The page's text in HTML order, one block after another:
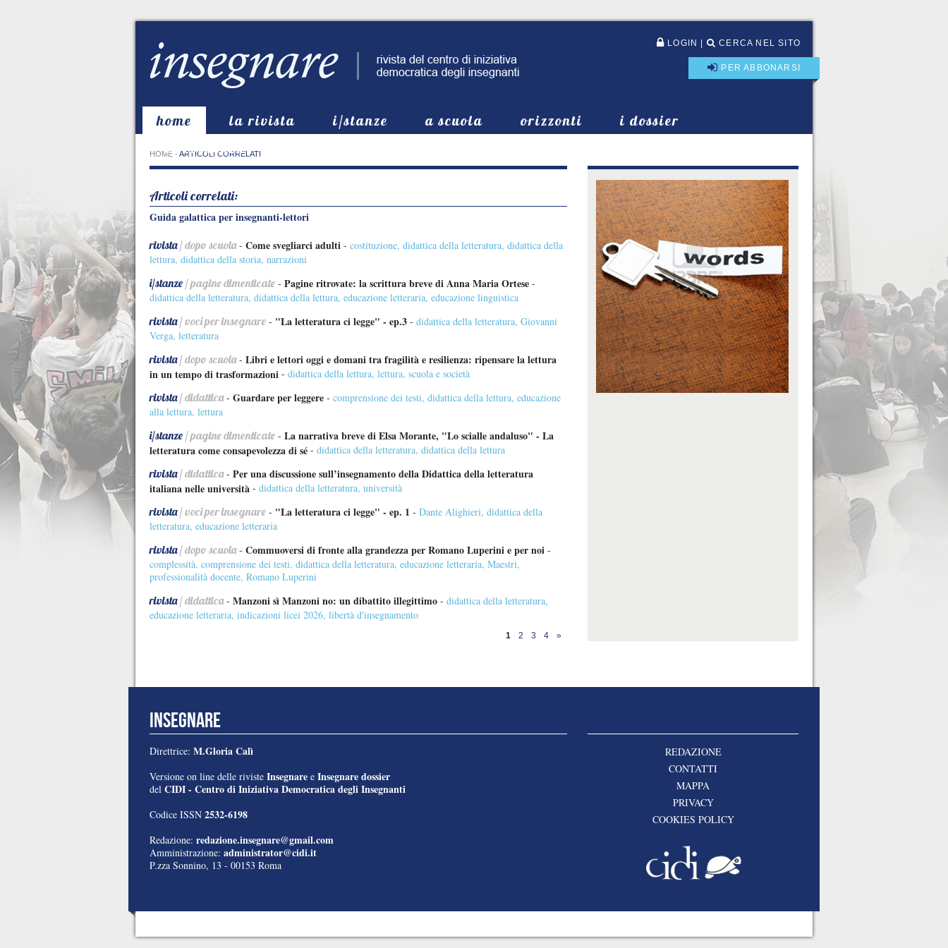
LOGIN CERCA NEL SITO
PER ABBONARSI
home la rivista i/stanze a scuola orizzonti
i dossier
in evidenza
HOME - ARTICOLI CORRELATI
Articoli correlati:
Guida galattica per insegnanti-lettori
rivista/ dopo scuola- Come svegliarci adulti - costituzione, didattica della letteratura, didattica della
lettura, didattica della storia, narrazioni
i/stanze / pagine dimenticate - Pagine ritrovate: la scrittura breve di Anna Maria Ortese -
didattica della letteratura, didattica della lettura, educazione letteraria, educazione linguistica
rivista/ voci per insegnare - "La letteratura ci legge" - ep.3 - didattica della letteratura, Giovanni
Verga, letteratura
rivista/ dopo scuola- Libri e lettori oggi e domani tra fragilità e resilienza: ripensare la lettura
in un tempo di trasformazioni - didattica della lettura, lettura, scuola e società
rivista/ didattica- Guardare per leggere - comprensione dei testi, didattica della lettura, educazione
alla lettura, lettura
i/stanze / pagine dimenticate - La narrativa breve di Elsa Morante, "Lo scialle andaluso" - La
letteratura come consapevolezza di sé - didattica della letteratura, didattica della lettura
rivista/ didattica- Per una discussione sull’insegnamento della Didattica della letteratura
italiana nelle università - didattica della letteratura, università
rivista/ voci per insegnare - "La letteratura ci legge" - ep. 1 - Dante Alighieri, didattica della
letteratura, educazione letteraria
rivista/ dopo scuola- Commuoversi di fronte alla grandezza per Romano Luperini e per noi -
complessità, comprensione dei testi, didattica della letteratura, educazione letteraria, Maestri,
professionalità docente, Romano Luperini
rivista/ didattica- Manzoni sì Manzoni no: un dibattito illegittimo - didattica della letteratura,
educazione letteraria, indicazioni licei 2026, libertà d'insegnamento
1 2 3 4 »
INSEGNARE
Direttrice: M.Gloria Calì
Versione on line delle riviste Insegnare e Insegnare dossier
del CIDI - Centro di Iniziativa Democratica degli Insegnanti
Codice ISSN 2532-6198
Redazione: redazione.insegnare@gmail.com
Amministrazione: administrator@cidi.it
P.zza Sonnino, 13 - 00153 Roma
REDAZIONE
CONTATTI
MAPPA
PRIVACY
COOKIES POLICY